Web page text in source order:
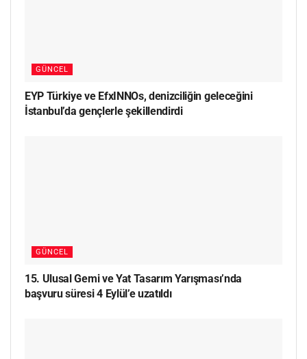
GÜNCEL
EYP Türkiye ve EfxINNOs, denizciliğin geleceğini
İstanbul’da gençlerle şekillendirdi
GÜNCEL
15. Ulusal Gemi ve Yat Tasarım Yarışması’nda
başvuru süresi 4 Eylül’e uzatıldı